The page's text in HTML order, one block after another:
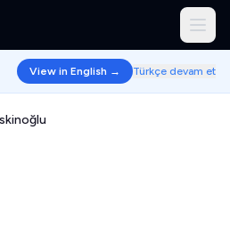
View in English → Türkçe devam et